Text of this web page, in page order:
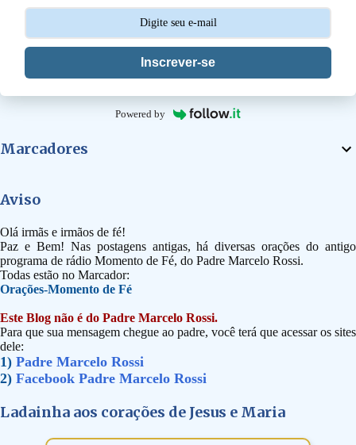
s
Inscrever-se
Powered by
Marcadores
Aviso
Olá irmãs e irmãos de fé!
Paz e Bem! Nas postagens antigas, há diversas orações do antigo
programa de rádio Momento de Fé, do Padre Marcelo Rossi.
Todas estão no Marcador:
Orações-Momento de Fé
Este Blog não é do Padre Marcelo Rossi.
Para que sua mensagem chegue ao padre, você terá que acessar os sites
dele:
1) Padre Marcelo Rossi
2) Facebook Padre Marcelo Rossi
Ladainha aos corações de Jesus e Maria